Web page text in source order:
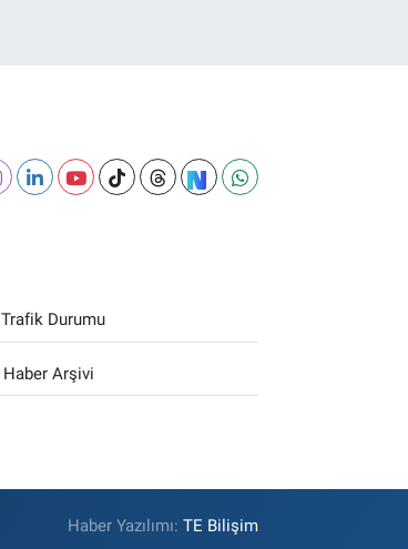
Trafik Durumu
Haber Arşivi
Haber Yazılımı:TE Bilişim